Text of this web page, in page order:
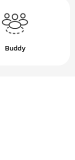
Buddy